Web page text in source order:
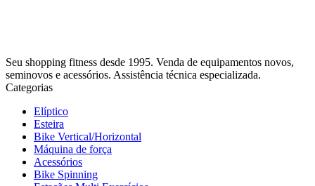
Seu shopping fitness desde 1995. Venda de equipamentos novos,
seminovos e acessórios. Assistência técnica especializada.
Categorias
Elíptico
Esteira
Bike Vertical/Horizontal
Máquina de força
Acessórios
Bike Spinning